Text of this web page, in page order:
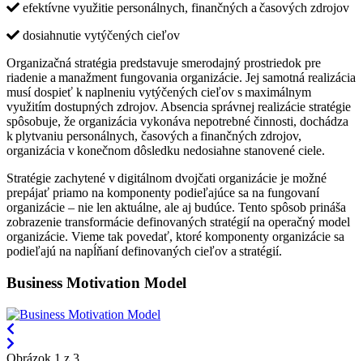
efektívne využitie personálnych, finančných a časových zdrojov
dosiahnutie vytýčených cieľov
Organizačná stratégia predstavuje smerodajný prostriedok pre
riadenie a manažment fungovania organizácie. Jej samotná realizácia
musí dospieť k naplneniu vytýčených cieľov s maximálnym
využitím dostupných zdrojov. Absencia správnej realizácie stratégie
spôsobuje, že organizácia vykonáva nepotrebné činnosti, dochádza
k plytvaniu personálnych, časových a finančných zdrojov,
organizácia v konečnom dôsledku nedosiahne stanovené ciele.
Stratégie zachytené v digitálnom dvojčati organizácie je možné
prepájať priamo na komponenty podieľajúce sa na fungovaní
organizácie – nie len aktuálne, ale aj budúce. Tento spôsob prináša
zobrazenie transformácie definovaných stratégií na operačný model
organizácie. Vieme tak povedať, ktoré komponenty organizácie sa
podieľajú na napĺňaní definovaných cieľov a stratégií.
Business Motivation Model
Obrázok 1 z 3